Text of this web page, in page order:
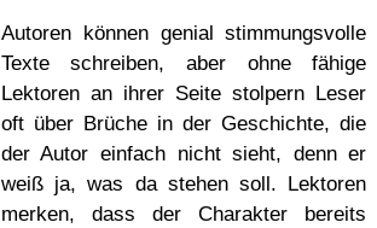
Autoren können genial stimmungsvolle
Texte schreiben, aber ohne fähige
Lektoren an ihrer Seite stolpern Leser
oft über Brüche in der Geschichte, die
der Autor einfach nicht sieht, denn er
weiß ja, was da stehen soll. Lektoren
merken, dass der Charakter bereits